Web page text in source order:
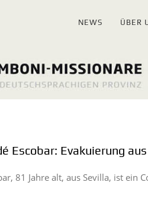
NEWS ÜBER
Escobar: Evakuierung
81 Jahre alt, aus Sevilla, ist ein